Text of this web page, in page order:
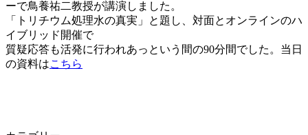
ーで鳥養祐二教授が講演しました。
「トリチウム処理水の真実」と題し、対面とオンラインのハ
イブリッド開催で
質疑応答も活発に行われあっという間の90分間でした。当日
の資料はこちら